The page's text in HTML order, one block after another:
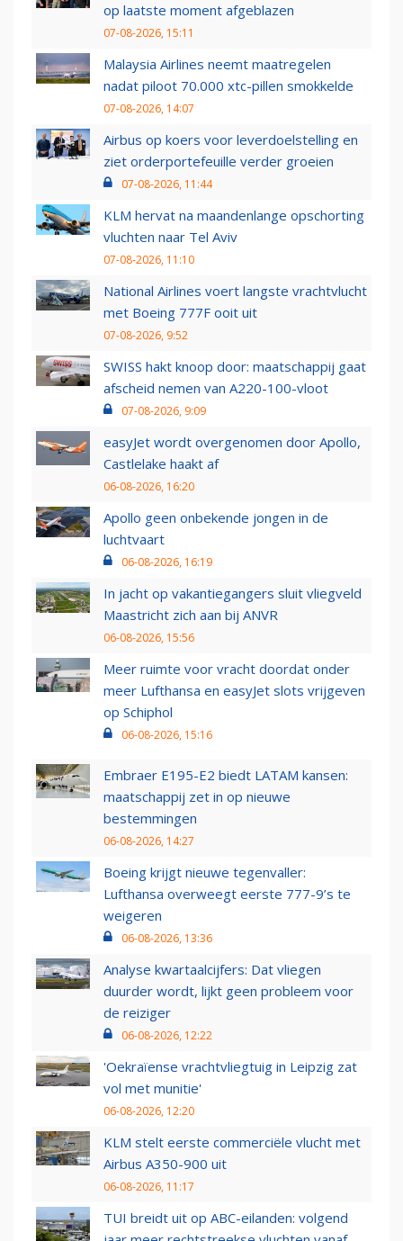
op laatste moment afgeblazen
07-08-2026, 15:11
Malaysia Airlines neemt maatregelen
nadat piloot 70.000 xtc-pillen smokkelde
07-08-2026, 14:07
Airbus op koers voor leverdoelstelling en
ziet orderportefeuille verder groeien
07-08-2026, 11:44
KLM hervat na maandenlange opschorting
vluchten naar Tel Aviv
07-08-2026, 11:10
National Airlines voert langste vrachtvlucht
met Boeing 777F ooit uit
07-08-2026, 9:52
SWISS hakt knoop door: maatschappij gaat
afscheid nemen van A220-100-vloot
07-08-2026, 9:09
easyJet wordt overgenomen door Apollo,
Castlelake haakt af
06-08-2026, 16:20
Apollo geen onbekende jongen in de
luchtvaart
06-08-2026, 16:19
In jacht op vakantiegangers sluit vliegveld
Maastricht zich aan bij ANVR
06-08-2026, 15:56
Meer ruimte voor vracht doordat onder
meer Lufthansa en easyJet slots vrijgeven
op Schiphol
06-08-2026, 15:16
Embraer E195-E2 biedt LATAM kansen:
maatschappij zet in op nieuwe
bestemmingen
06-08-2026, 14:27
Boeing krijgt nieuwe tegenvaller:
Lufthansa overweegt eerste 777-9’s te
weigeren
06-08-2026, 13:36
Analyse kwartaalcijfers: Dat vliegen
duurder wordt, lijkt geen probleem voor
de reiziger
06-08-2026, 12:22
'Oekraïense vrachtvliegtuig in Leipzig zat
vol met munitie'
06-08-2026, 12:20
KLM stelt eerste commerciële vlucht met
Airbus A350-900 uit
06-08-2026, 11:17
TUI breidt uit op ABC-eilanden: volgend